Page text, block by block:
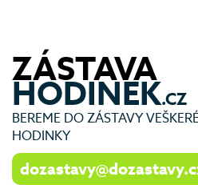
ZÁSTAVA
HODINEK.CZ
BEREME DO ZÁSTAVY
HODINKY